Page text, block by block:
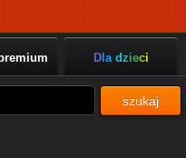
Dla dzieci
szukaj